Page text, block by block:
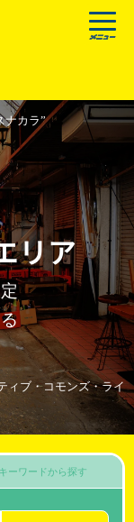
ナカラ”
リア
ブ・コモンズ・ライ
ーワードから探す